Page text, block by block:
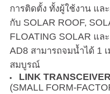
การติดตั้ง ทั้งผู้ใช้งาน แล
กับ SOLAR ROOF,
FLOATING SOLAR แล
AD8 สามารถจมน้ำได้ 1
สมบูรณ์
LINK
(SMALL FORM-